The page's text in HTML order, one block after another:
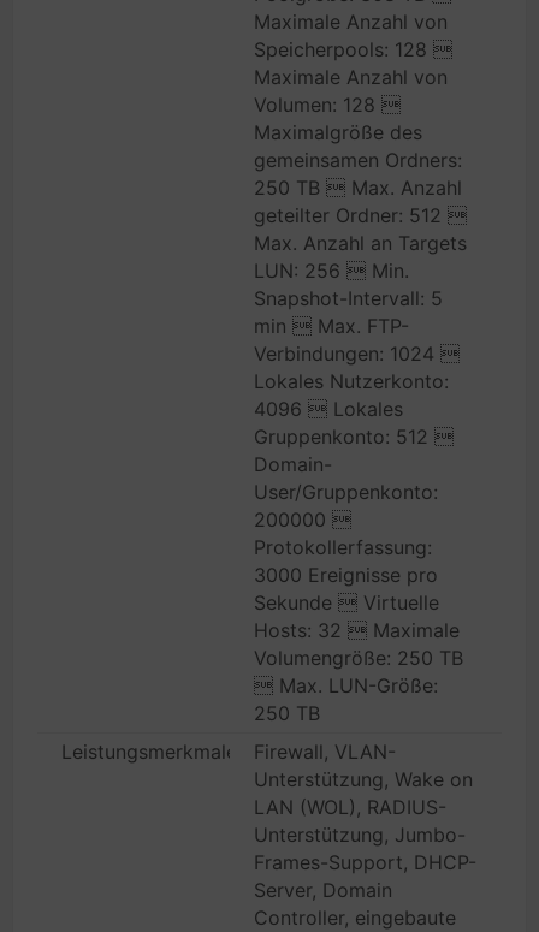
Maximale Anzahl von
Speicherpools: 128 
Maximale Anzahl von
Volumen: 128 
Maximalgröße des
gemeinsamen Ordners:
250 TB  Max. Anzahl
geteilter Ordner: 512 
Max. Anzahl an Targets
LUN: 256  Min.
Snapshot-Intervall: 5
min  Max. FTP-
Verbindungen: 1024 
Lokales Nutzerkonto:
4096  Lokales
Gruppenkonto: 512 
Domain-
User/Gruppenkonto:
200000 
Protokollerfassung:
3000 Ereignisse pro
Sekunde  Virtuelle
Hosts: 32  Maximale
Volumengröße: 250 TB
 Max. LUN-Größe:
250 TB
Leistungsmerkmale
Firewall, VLAN-
Unterstützung, Wake on
LAN (WOL), RADIUS-
Unterstützung, Jumbo-
Frames-Support, DHCP-
Server, Domain
Controller, eingebaute